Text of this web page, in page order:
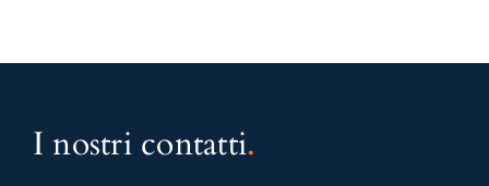
I nostri contatti.